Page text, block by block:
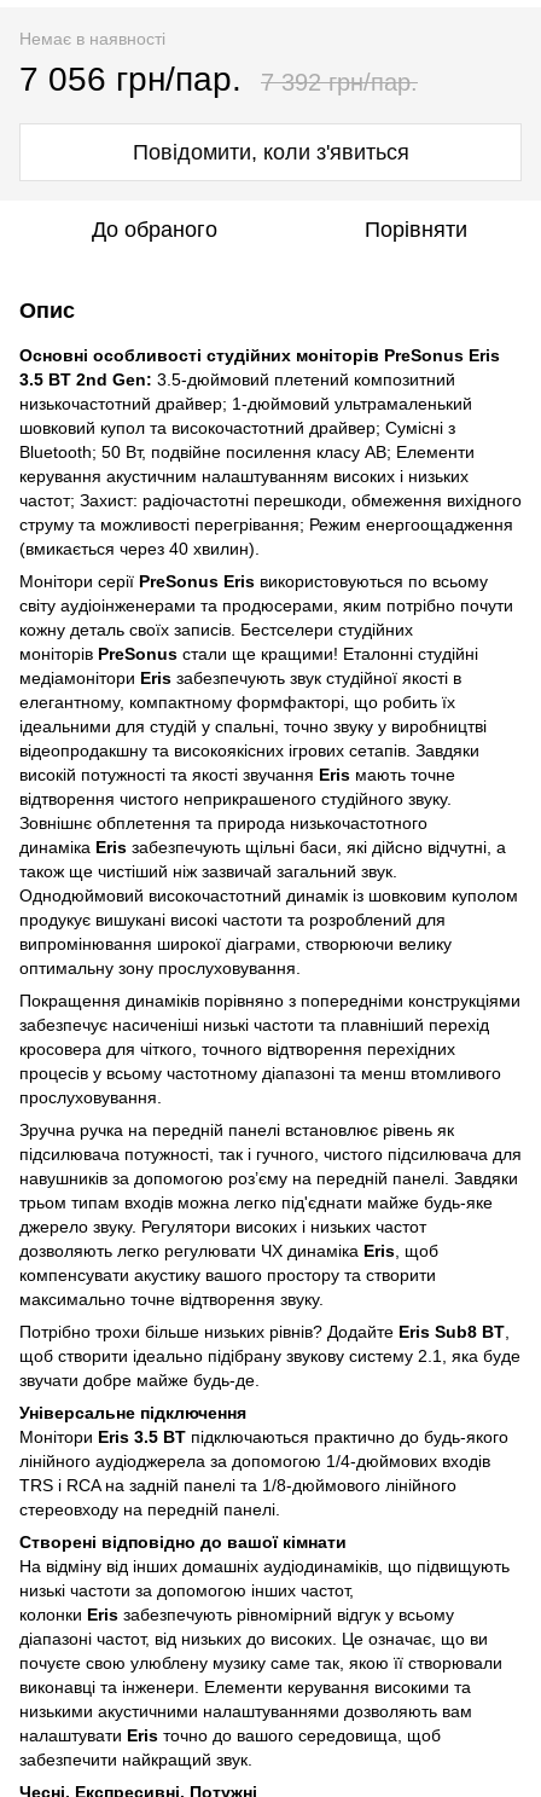
Немає в наявності
7 056 грн/пар. 7 392 грн/пар.
Повідомити, коли з'явиться
До обраного Порівняти
Опис
Основні особливості студійних моніторів PreSonus Eris
3.5 BT 2nd Gen: 3.5-дюймовий плетений композитний
низькочастотний драйвер; 1-дюймовий ультрамаленький
шовковий купол та високочастотний драйвер; Сумісні з
Bluetooth; 50 Вт, подвійне посилення класу AB; Елементи
керування акустичним налаштуванням високих і низьких
частот; Захист: радіочастотні перешкоди, обмеження вихідного
струму та можливості перегрівання; Режим енергоощадження
(вмикається через 40 хвилин).
Монітори серії PreSonus Eris використовуються по всьому
світу аудіоінженерами та продюсерами, яким потрібно почути
кожну деталь своїх записів. Бестселери студійних
моніторів PreSonus стали ще кращими! Еталонні студійні
медіамонітори Eris забезпечують звук студійної якості в
елегантному, компактному формфакторі, що робить їх
ідеальними для студій у спальні, точно звуку у виробництві
відеопродакшну та високоякісних ігрових сетапів. Завдяки
високій потужності та якості звучання Eris мають точне
відтворення чистого неприкрашеного студійного звуку.
Зовнішнє обплетення та природа низькочастотного
динаміка Eris забезпечують щільні баси, які дійсно відчутні, а
також ще чистіший ніж зазвичай загальний звук.
Однодюймовий високочастотний динамік із шовковим куполом
продукує вишукані високі частоти та розроблений для
випромінювання широкої діаграми, створюючи велику
оптимальну зону прослуховування.
Покращення динаміків порівняно з попередніми конструкціями
забезпечує насиченіші низькі частоти та плавніший перехід
кросовера для чіткого, точного відтворення перехідних
процесів у всьому частотному діапазоні та менш втомливого
прослуховування.
Зручна ручка на передній панелі встановлює рівень як
підсилювача потужності, так і гучного, чистого підсилювача для
навушників за допомогою роз’єму на передній панелі. Завдяки
трьом типам входів можна легко під'єднати майже будь-яке
джерело звуку. Регулятори високих і низьких частот
дозволяють легко регулювати ЧХ динаміка Eris , щоб
компенсувати акустику вашого простору та створити
максимально точне відтворення звуку.
Потрібно трохи більше низьких рівнів? Додайте Eris Sub8 BT
щоб створити ідеально підібрану звукову систему 2.1, яка буде
звучати добре майже будь-де.
Універсальне підключення
Монітори Eris 3.5 BT підключаються практично до будь-якого
лінійного аудіоджерела за допомогою 1/4-дюймових входів
TRS і RCA на задній панелі та 1/8-дюймового лінійного
стереовходу на передній панелі.
Створені відповідно до вашої кімнати
На відміну від інших домашніх аудіодинаміків, що підвищують
низькі частоти за допомогою інших частот,
колонки Eris забезпечують рівномірний відгук у всьому
діапазоні частот, від низьких до високих. Це означає, що ви
почуєте свою улюблену музику саме так, якою її створювали
виконавці та інженери. Елементи керування високими та
низькими акустичними налаштуваннями дозволяють вам
налаштувати Eris точно до вашого середовища, щоб
забезпечити найкращий звук.
Чесні. Експресивні. Потужні